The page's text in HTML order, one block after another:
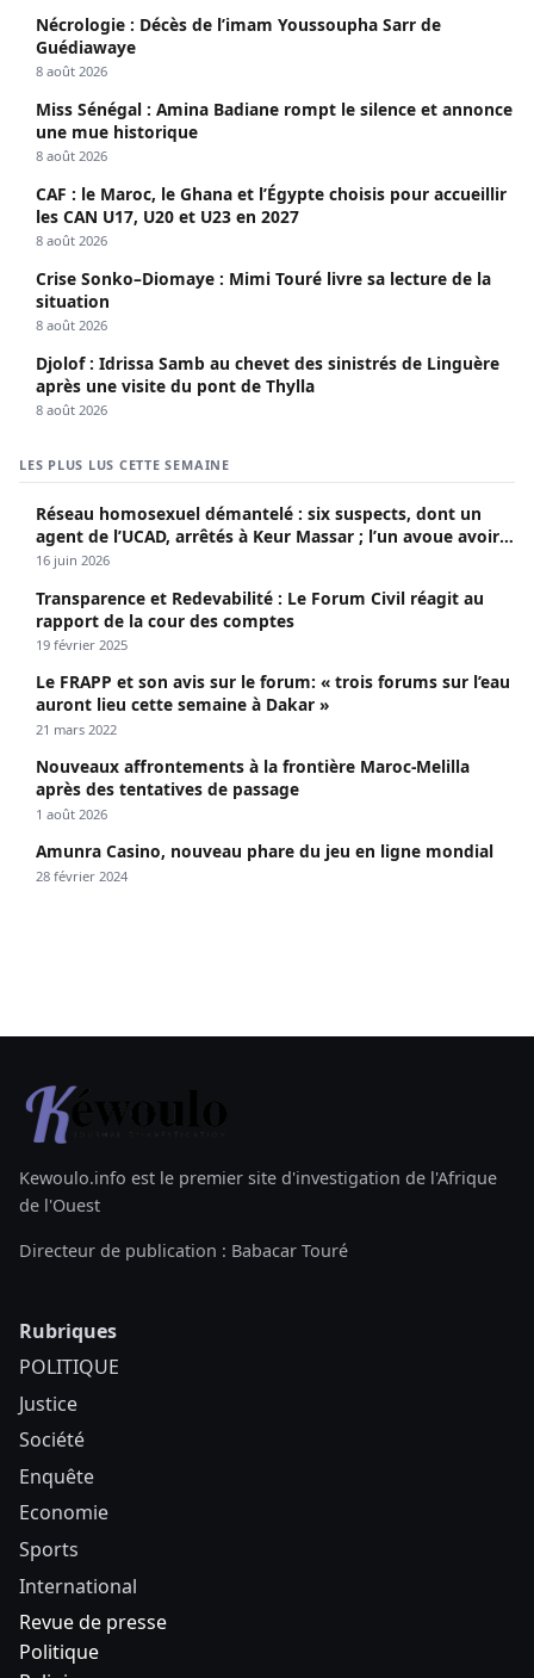
Nécrologie : Décès de l’imam Youssoupha Sarr de
Guédiawaye
8 août 2026
Miss Sénégal : Amina Badiane rompt le silence et annonce
une mue historique
8 août 2026
CAF : le Maroc, le Ghana et l’Égypte choisis pour accueillir
les CAN U17, U20 et U23 en 2027
8 août 2026
Crise Sonko–Diomaye : Mimi Touré livre sa lecture de la
situation
8 août 2026
Djolof : Idrissa Samb au chevet des sinistrés de Linguère
après une visite du pont de Thylla
8 août 2026
LES PLUS LUS CETTE SEMAINE
Réseau homosexuel démantelé : six suspects, dont un
agent de l’UCAD, arrêtés à Keur Massar ; l’un avoue avoir
propagé le VIH depuis 2018
16 juin 2026
Transparence et Redevabilité : Le Forum Civil réagit au
rapport de la cour des comptes
19 février 2025
Le FRAPP et son avis sur le forum: « trois forums sur l’eau
auront lieu cette semaine à Dakar »
21 mars 2022
Nouveaux affrontements à la frontière Maroc-Melilla
après des tentatives de passage
1 août 2026
Amunra Casino, nouveau phare du jeu en ligne mondial
28 février 2024
Kewoulo.info est le premier site d'investigation de l'Afrique
de l'Ouest
Directeur de publication : Babacar Touré
Rubriques
POLITIQUE
Justice
Société
Enquête
Economie
Sports
International
Revue de presse
Politique